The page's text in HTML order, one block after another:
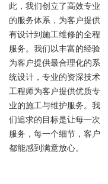
此，我们创立了高效专业
的服务体系，为客户提供
有设计到施工维修的全程
服务。我们以丰富的经验
为客户提供最合理化的系
统设计，专业的资深技术
工程师为客户提供优质专
业的施工与维护服务。我
们追求的目标是让每一次
服务，每一个细节，客户
都能感到满意放心。